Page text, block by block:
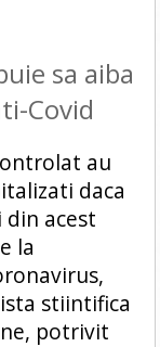
sa aiba
Covid
au
daca
din acest
la
stiintifica
potrivit